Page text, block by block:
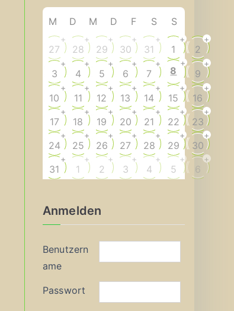
M D M D F S S
27
+
28
+
29
+
30
+
31
+
1
+
2
+
3
+
4
+
5
+
6
+
7
+
8
+
9
+
10
+
11
+
12
+
13
+
14
+
15
+
16
+
17
+
18
+
19
+
20
+
21
+
22
+
23
+
24
+
25
+
26
+
27
+
28
+
29
+
30
+
31
+
1
+
2
+
3
+
4
+
5
+
6
+
Anmelden
Benutzern
ame
Passwort